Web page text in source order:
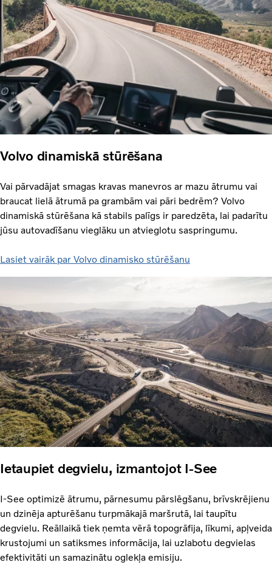
Volvo dinamiskā stūrēšana
Vai pārvadājat smagas kravas manevros ar mazu ātrumu vai
braucat lielā ātrumā pa grambām vai pāri bedrēm? Volvo
dinamiskā stūrēšana kā stabils palīgs ir paredzēta, lai padarītu
jūsu autovadīšanu vieglāku un atvieglotu saspringumu.
Lasiet vairāk par Volvo dinamisko stūrēšanu
Ietaupiet degvielu, izmantojot I-See
I-See optimizē ātrumu, pārnesumu pārslēgšanu, brīvskrējienu
un dzinēja apturēšanu turpmākajā maršrutā, lai taupītu
degvielu. Reāllaikā tiek ņemta vērā topogrāfija, līkumi, apļveida
krustojumi un satiksmes informācija, lai uzlabotu degvielas
efektivitāti un samazinātu oglekļa emisiju.